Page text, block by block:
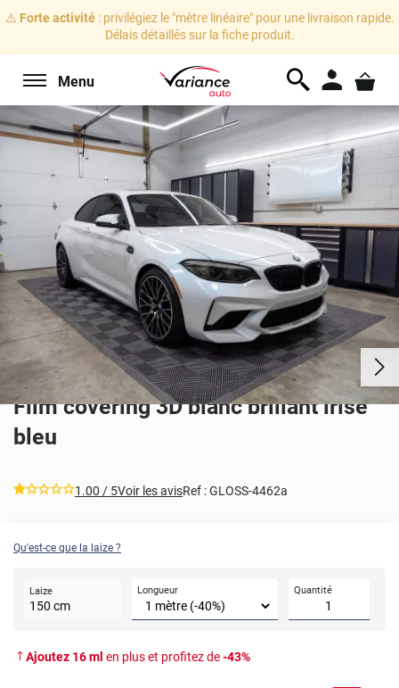
⚠️ Forte activité: privilégiez le "mètre linéaire" pour une livraison rapide.
Délais détaillés sur la fiche produit.
Menu
Film covering 3D blanc brillant irisé
bleu
***** 1.00 / 5Voir les avisRef :GLOSS-4462a
Qu'est-ce que la laize ?
Laize
150 cm
Longueur Quantité
Ajoutez 16ml en plus et profitez de-43%